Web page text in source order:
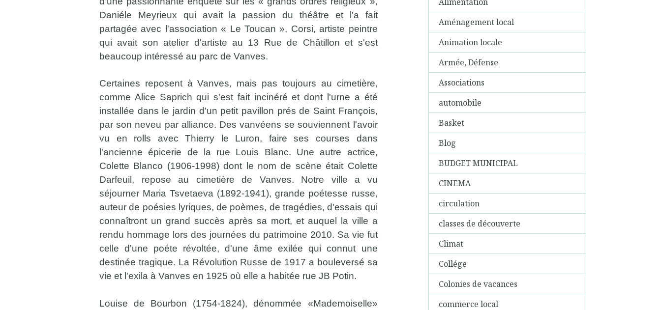
Daniéle Meyrieux qui avait la passion du théâtre et l'a fait
partagée avec l'association « Le Toucan », Corsi, artiste peintre
qui avait son atelier d'artiste au 13 Rue de Châtillon et s'est
beaucoup intéressé au parc de Vanves.
Certaines reposent à Vanves, mais pas toujours au cimetière,
comme Alice Saprich qui s'est fait incinéré et dont l'urne a été
installée dans le jardin d'un petit pavillon prés de Saint François,
par son neveu par alliance. Des vanvéens se souviennent l'avoir
vu en rolls avec Thierry le Luron, faire ses courses dans
l'ancienne épicerie de la rue Louis Blanc. Une autre actrice,
Colette Blanco (1906-1998) dont le nom de scène était Colette
Darfeuil, repose au cimetière de Vanves. Notre ville a vu
séjourner Maria Tsvetaeva (1892-1941), grande poétesse russe,
auteur de poésies lyriques, de poèmes, de tragédies, d'essais qui
connaîtront un grand succès après sa mort, et auquel la ville a
rendu hommage lors des journées du patrimoine 2010. Sa vie fut
celle d'une poéte révoltée, d'une âme exilée qui connut une
destinée tragique. La Révolution Russe de 1917 a bouleversé sa
vie et l'exila à Vanves en 1925 où elle a habitée rue JB Potin.
Louise de Bourbon (1754-1824), dénommée «Mademoiselle»
Aménagement local
Animation locale
Armée, Défense
Associations
automobile
Basket
Blog
BUDGET MUNICIPAL
CINEMA
circulation
classes de découverte
Climat
Collége
Colonies de vacances
commerce local